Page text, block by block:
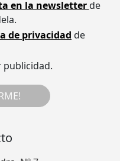
en la newsletterde
de privacidad de
publicidad.